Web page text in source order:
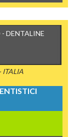
DENTALINE
ITALIA